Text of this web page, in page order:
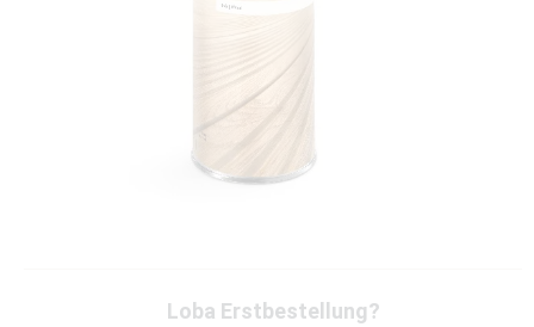
Loba Erstbestellung?